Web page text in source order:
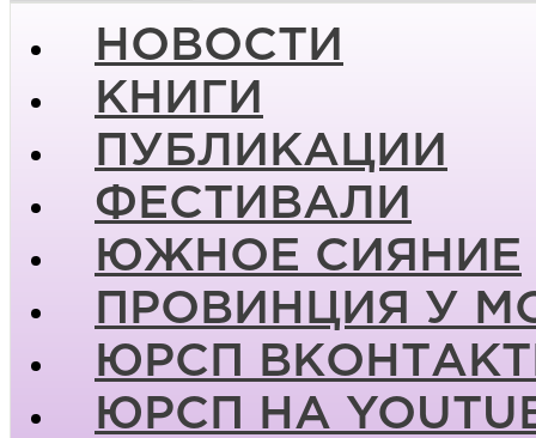
НОВОСТИ
КНИГИ
ПУБЛИКАЦИИ
ФЕСТИВАЛИ
ЮЖНОЕ СИЯНИЕ
ПРОВИНЦИЯ У
ЮРСП
ЮРСП НА